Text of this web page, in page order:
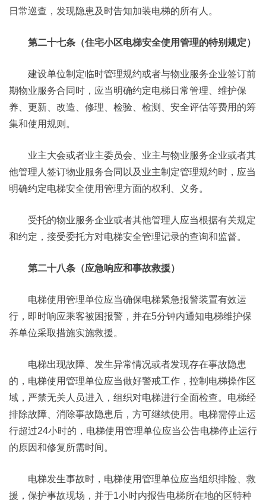
日常巡查，发现隐患及时告知加装电梯的所有人。
第二十七条（住宅小区电梯安全使用管理的特别规定）
建设单位制定临时管理规约或者与物业服务企业签订前
期物业服务合同时，应当明确约定电梯日常管理、维护保
养、更新、改造、修理、检验、检测、安全评估等费用的筹
集和使用规则。
业主大会或者业主委员会、业主与物业服务企业或者其
他管理人签订物业服务合同以及业主制定管理规约时，应当
明确约定电梯安全使用管理方面的权利、义务。
受托的物业服务企业或者其他管理人应当根据有关规定
和约定，接受委托方对电梯安全管理记录的查询和监督。
第二十八条（应急响应和事故救援）
电梯使用管理单位应当确保电梯紧急报警装置有效运
行，即时响应乘客被困报警，并在5分钟内通知电梯维护保
养单位采取措施实施救援。
电梯出现故障、发生异常情况或者发现存在事故隐患
的，电梯使用管理单位应当做好警戒工作，控制电梯操作区
域，严禁无关人员进入，组织对电梯进行全面检查。电梯经
排除故障、消除事故隐患后，方可继续使用。电梯需停止运
行超过24小时的，电梯使用管理单位应当公告电梯停止运行
的原因和修复所需时间。
电梯发生事故时，电梯使用管理单位应当组织排险、救
援，保护事故现场，并于1小时内报告电梯所在地的区特种